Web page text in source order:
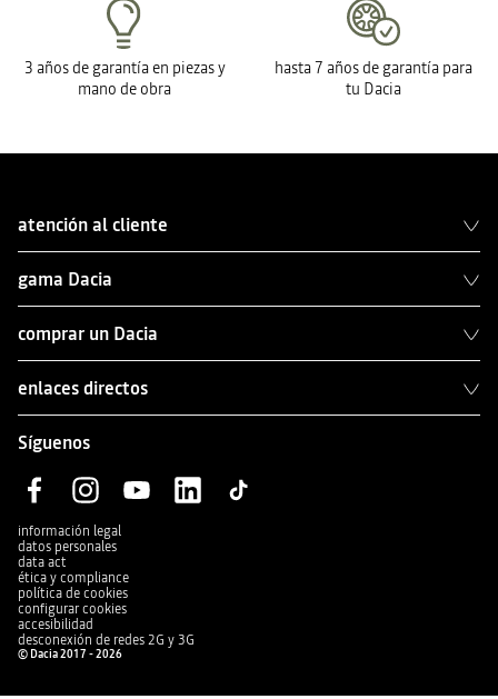
3 años de garantía en piezas y
mano de obra
hasta 7 años de garantía para
tu Dacia
atención al cliente
gama Dacia
comprar un Dacia
enlaces directos
Síguenos
información legal
datos personales
data act
ética y compliance
política de cookies
configurar cookies
accesibilidad
desconexión de redes 2G y 3G
© Dacia 2017 - 2026